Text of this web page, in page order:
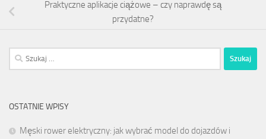
Praktyczne aplikacje ciążowe – czy naprawdę są
przydatne?
Szukaj:
OSTATNIE WPISY
Męski rower elektryczny: jak wybrać model do dojazdów i